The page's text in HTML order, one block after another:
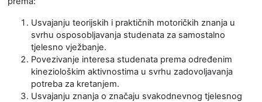
Usvajanju teorijskih i praktičnih motoričkih znanja u
svrhu osposobljavanja studenata za samostalno
tjelesno vježbanje.
Povezivanje interesa studenata prema određenim
kineziološkim aktivnostima u svrhu zadovoljavanja
potreba za kretanjem.
Usvajanju znanja o značaju svakodnevnog tjelesnog